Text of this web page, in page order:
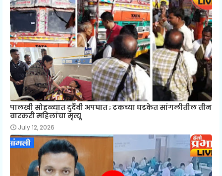
पालखी सोहळ्यात दुर्दैवी अपघात ; ट्रकच्या धडकेत सांगलीतील तीन
वारकरी महिलांचा मृत्यू
July 12, 2026